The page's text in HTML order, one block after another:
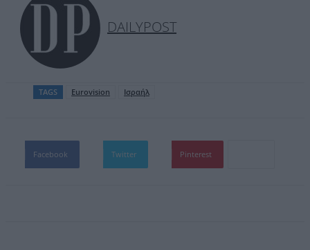
DAILYPOST
TAGS Eurovision Ισραήλ
Facebook Twitter Pinterest